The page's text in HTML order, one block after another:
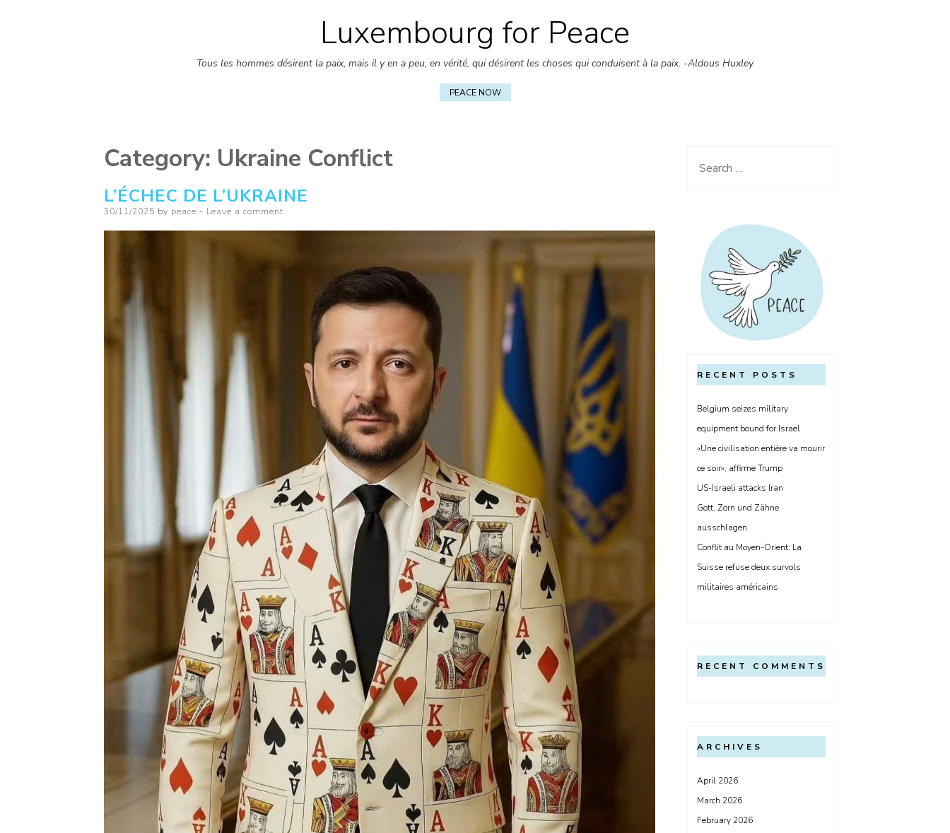
Skip
to
content
Luxembourg for Peace
Tous les hommes désirent la paix, mais il y en a peu, en vérité, qui désirent les choses qui conduisent à la paix. -Aldous Huxley
PEACE NOW
Category: Ukraine Conflict
L’ÉCHEC DE L’UKRAINE
Posted
30/11/2025 by peace Leave a comment
Search
RECENT POSTS
Belgium seizes military
equipment bound for Israel
«Une civilisation entière va mourir
ce soir», affirme Trump
US-Israeli attacks Iran
Gott, Zorn und Zähne
ausschlagen
Conflit au Moyen-Orient: La
Suisse refuse deux survols
militaires américains
RECENT COMMENTS
ARCHIVES
April 2026
March 2026
February 2026